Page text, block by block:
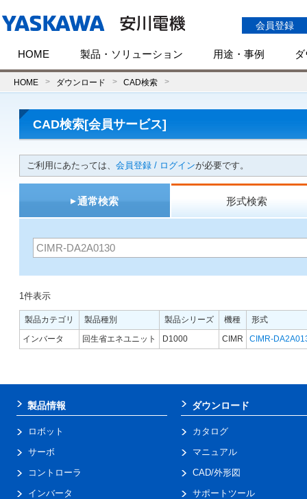
会員登録
HOME 製品・ソリューション 用途・事例
HOME ダウンロード CAD検索
CAD検索[会員サービス]
ご利用にあたっては、 会員登録 / ログインが必要です。
通常検索 形式検索
1件表示
製品カテゴリ 製品種別 製品シリーズ 機種
形式
インバータ
回生省エネユニット D1000 CIMR CIMR-
製品情報
ロボット
サーボ
コントローラ
インバータ
ダウンロード
カタログ
マニュアル
CAD/外形図
サポートツール